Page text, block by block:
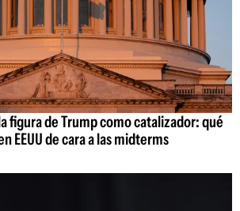
figura de Trump como catalizador: qué
EEUU de cara a las midterms